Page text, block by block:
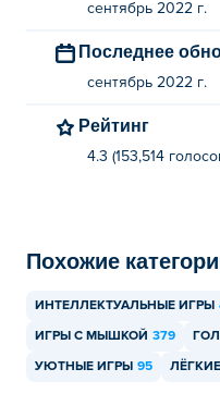
сентябрь 2022 г.
Последнее
сентябрь 2022 г.
Рейтинг
4.3 (153,514
Похожие
ИНТЕЛЛЕКТУАЛЬНЫЕ ИГРЫ
ИГРЫ С МЫШКОЙ 379
УЮТНЫЕ ИГРЫ 95